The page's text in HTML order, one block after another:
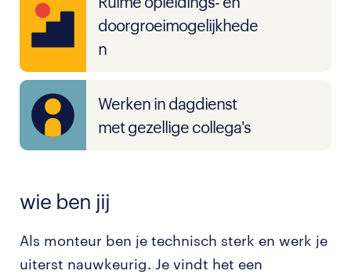
doorgroeimogelijkhede
n
Werken in dagdienst
met gezellige collega's
wie ben jij
Als monteur ben je technisch sterk en werk je
uiterst nauwkeurig. Je vindt het een